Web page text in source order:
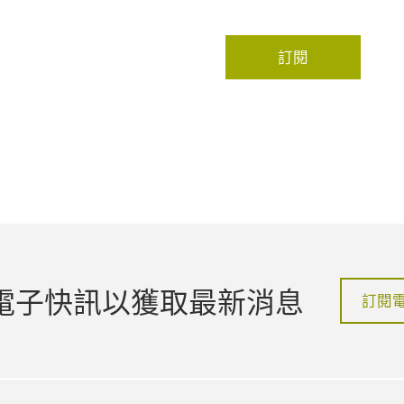
訂閱
子快訊以獲取最新消息 訂閱